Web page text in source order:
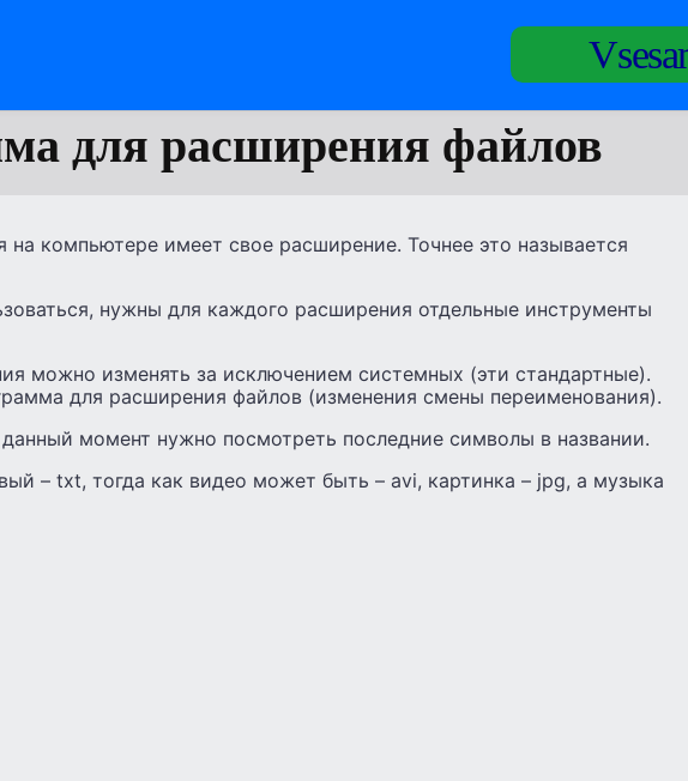
для расширения файлов
компьютере имеет свое расширение. Точнее это называется
нужны для каждого расширения отдельные инструменты
можно изменять за исключением системных (эти стандартные).
для расширения файлов (изменения смены переименования).
момент нужно посмотреть последние символы в названии.
– txt, тогда как видео может быть – avi, картинка – jpg, а музыка